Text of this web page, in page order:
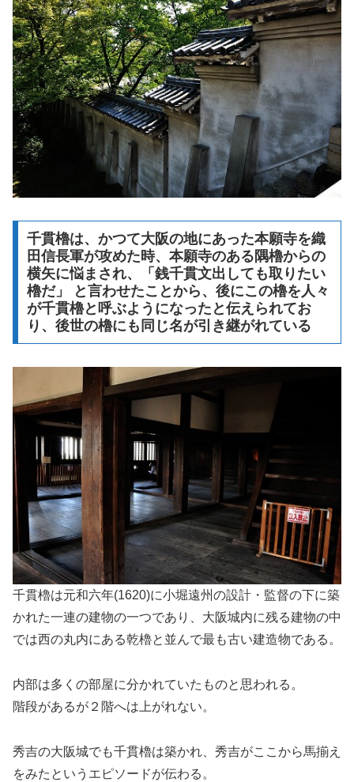
千貫櫓は、かつて大阪の地にあった本願寺を織
田信長軍が攻めた時、本願寺のある隅櫓からの
横矢に悩まされ、「銭千貫文出しても取りたい
櫓だ」 と言わせたことから、後にこの櫓を人々
が千貫櫓と呼ぶようになったと伝えられてお
り、後世の櫓にも同じ名が引き継がれている
千貫櫓は元和六年(1620)に小堀遠州の設計・監督の下に築
かれた一連の建物の一つであり、大阪城内に残る建物の中
では西の丸内にある乾櫓と並んで最も古い建造物である。
内部は多くの部屋に分かれていたものと思われる。
階段があるが２階へは上がれない。
秀吉の大阪城でも千貫櫓は築かれ、秀吉がここから馬揃え
をみたというエピソードが伝わる。